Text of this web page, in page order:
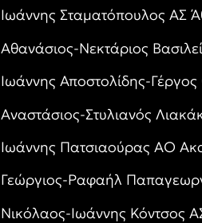
Ιωάννης Σταματόπουλος ΑΣ
Αθανάσιος-Νεκτάριος
Ιωάννης Αποστολίδης-
Αναστάσιος-Στυλιανός
Ιωάννης Πατσιαούρας ΑΟ
Γεώργιος-Ραφαήλ
Νικόλαος-Ιωάννης Κόντσος